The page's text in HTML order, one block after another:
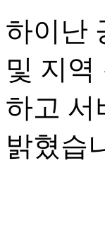
하이난
및 지
하고 서
밝혔습